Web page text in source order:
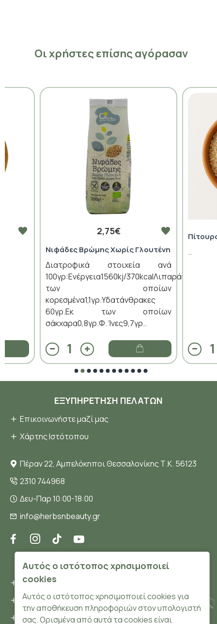
Οι χρήστες επίσης αγόρασαν
2,75€
Νιφάδες Βρώμης Χωρίς Γλουτένη
Διατροφικά στοιχεία ανά
100γρ:Ενέργεια1560kj/370kcalΛιπαρά6,7γρ.Εκ
των οποίων
κορεσμένα1,1γρ.Υδατάνθρακες
60γρ.Εκ των οποίων
σάκχαρα0,8γρ.Φ. Ίνες9,7γρ..
..
ΕΞΥΠΗΡΈΤΗΣΗ ΠΕΛΑΤΏΝ
Επικοινωνήστε μαζί μας
Χάρτης Ιστότοπου
Πέραν 22, Αμπελόκηποι Θεσσαλονίκης Τ.Κ. 56123
2310 744968
Δευ-Παρ 10:00-18:00
info@herbsnbeauty.gr
ΠΛΗΡΟΦΟΡΊΕΣ
Όροι και συνθήκες
Προσωπικά δεδομένα
Ασφάλεια
Αυτός ο ιστότοπος χρησιμοποιεί
cookies
Αυτός ο ιστότοπος χρησιμοποιεί cookies για
την αποθήκευση πληροφοριών στον υπολογιστή
σας. Ορισμένα από αυτά τα cookies είναι